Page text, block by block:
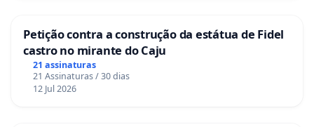
Petição contra a construção da estátua de Fidel
castro no mirante do Caju
21 assinaturas
21 Assinaturas / 30 dias
12 Jul 2026